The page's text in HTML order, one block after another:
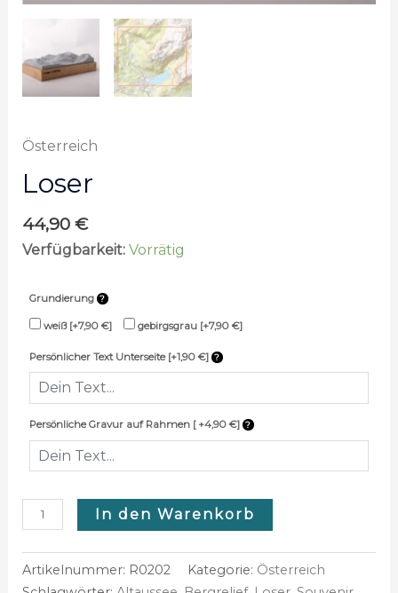
Österreich
Loser
44,90 €
Verfügbarkeit: Vorrätig
Grundierung
weiß [+7,90 €] gebirgsgrau [+7,90 €]
Persönlicher Text Unterseite [+1,90 €]
Persönliche Gravur auf Rahmen [ +4,90 €]
In den Warenkorb
Artikelnummer: R0202 Kategorie: Österreich